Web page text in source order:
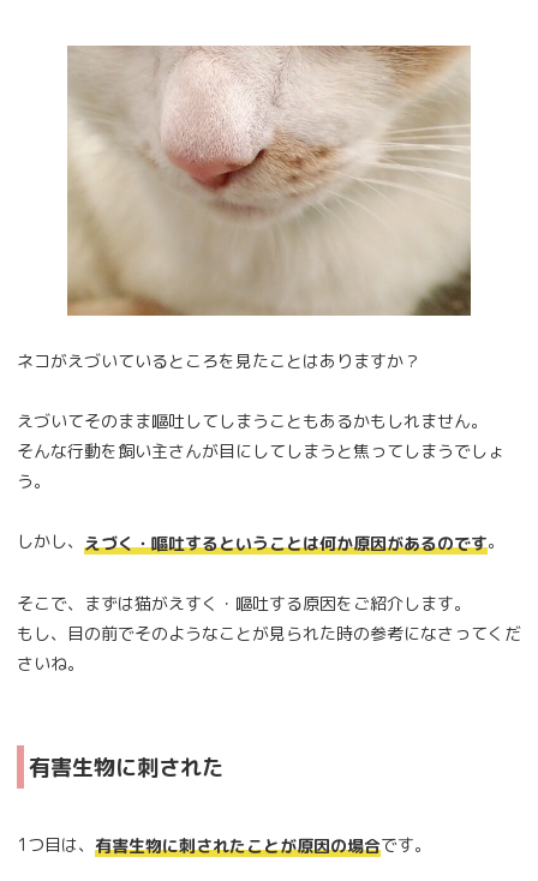
ネコがえづいているところを見たことはありますか？
えづいてそのまま嘔吐してしまうこともあるかもしれません。
そんな行動を飼い主さんが目にしてしまうと焦ってしまうでしょ
う。
しかし、 えづく・嘔吐するということは何か原因があるのです。
そこで、まずは猫がえすく・嘔吐する原因をご紹介します。
もし、目の前でそのようなことが見られた時の参考になさってくだ
さいね。
有害生物に刺された
1つ目は、 有害生物に刺されたことが原因の場合です。